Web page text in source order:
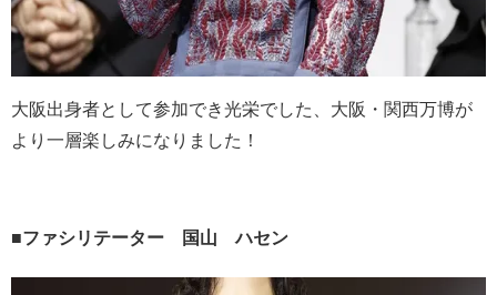
大阪出身者として参加でき光栄でした、大阪・関西万博が
より一層楽しみになりました！
■ファシリテーター 国山 ハセン